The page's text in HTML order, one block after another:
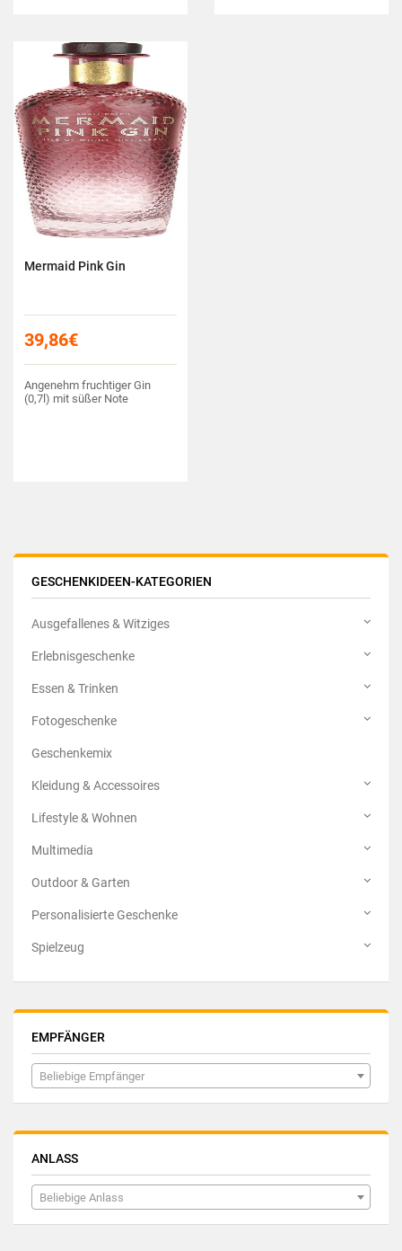
GESCHENKIDEEN-KATEGORIEN
Ausgefallenes & Witziges
Erlebnisgeschenke
Essen & Trinken
Fotogeschenke
Geschenkemix
Kleidung & Accessoires
Lifestyle & Wohnen
Multimedia
Outdoor & Garten
Personalisierte Geschenke
Spielzeug
EMPFÄNGER
Beliebige Empfänger
ANLASS
Beliebige Anlass
Mermaid Pink Gin
39,86€
Angenehm fruchtiger Gin
(0,7l) mit süßer Note